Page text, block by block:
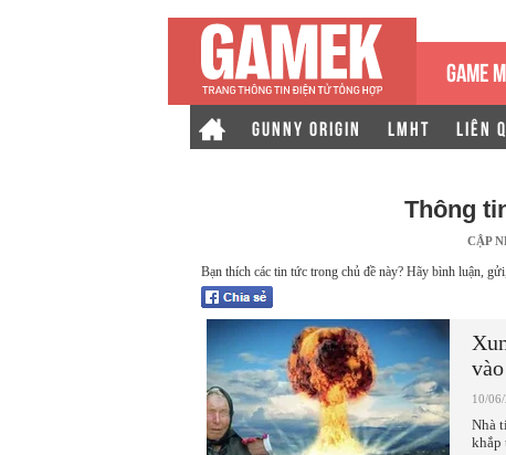
GAME
GUNNY ORIGIN LMHT LIÊN
Thông
CẬP
Bạn thích các tin tức trong chủ đề này? Hãy bình luận,
10/
Nhà
khắp